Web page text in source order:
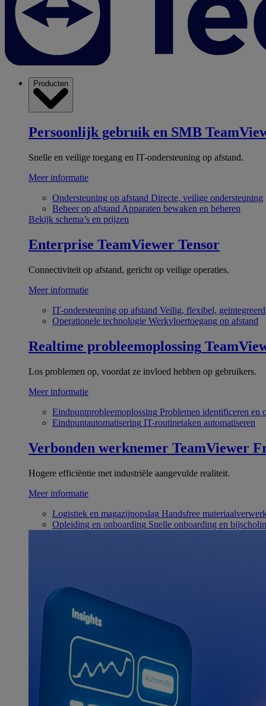
Producten
Persoonlijk gebruik en SMB
Snelle en veilige toegang en IT-ondersteuning op afstand.
Meer informatie
Ondersteuning op afstand Directe, veilige ondersteuning
Beheer op afstand Apparaten bewaken en beheren
Bekijk schema’s en prijzen
Enterprise TeamViewer Tensor
Connectiviteit op afstand, gericht op veilige operaties.
Meer informatie
IT-ondersteuning op afstand Veilig, flexibel, geïntegreerd
Operationele technologie Werkvloertoegang op afstand
Realtime probleemoplossing
Los problemen op, voordat ze invloed hebben op gebruikers.
Meer informatie
Eindpuntprobleemoplossing Problemen identificeren en
Eindpuntautomatisering IT-routinetaken automatiseren
Verbonden werknemer TeamViewer
Hogere efficiëntie met industriële aangevulde realiteit.
Meer informatie
Logistiek en magazijnopslag Handsfree
Opleiding en onboarding Snelle onboarding en